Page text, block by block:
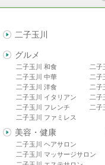
二子玉川
グルメ
二子玉川 和食
二子玉川 中華
二子玉川 洋食
二子玉川 イタリアン
二子玉川 フレンチ
二子玉川 ファミレス
二子
二子
二子
二子
二子
美容・健康
二子玉川 ヘアサロン
二子玉川 マッサージサロン